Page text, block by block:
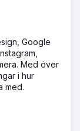
Google
Med över
i hur
med.